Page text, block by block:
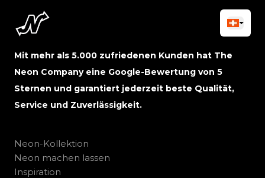
Mit mehr als 5.000 zufriedenen Kunden hat The
Neon Company eine Google-Bewertung von 5
Sternen und garantiert jederzeit beste Qualität,
Service und Zuverlässigkeit.
Neon-Kollektion
Neon machen lassen
Inspiration